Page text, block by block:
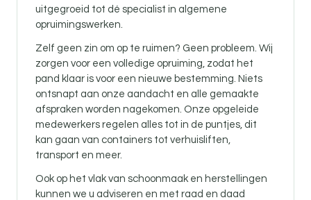
uitgegroeid tot dé specialist in algemene
opruimingswerken.
Zelf geen zin om op te ruimen? Geen probleem. Wij
zorgen voor een volledige opruiming, zodat het
pand klaar is voor een nieuwe bestemming. Niets
ontsnapt aan onze aandacht en alle gemaakte
afspraken worden nagekomen. Onze opgeleide
medewerkers regelen alles tot in de puntjes, dit
kan gaan van containers tot verhuisliften,
transport en meer.
Ook op het vlak van schoonmaak en herstellingen
kunnen we u adviseren en met raad en daad